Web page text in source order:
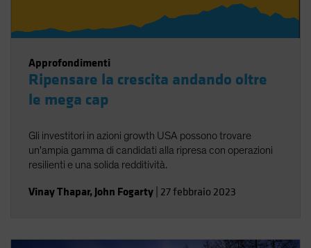
Approfondimenti
Ripensare la crescita andando oltre
le mega cap
Gli investitori in azioni growth USA possono trovare
un'ampia gamma di candidati alla ripresa con operazioni
resilienti e una solida redditività.
Vinay Thapar, John Fogarty 27 febbraio 2023